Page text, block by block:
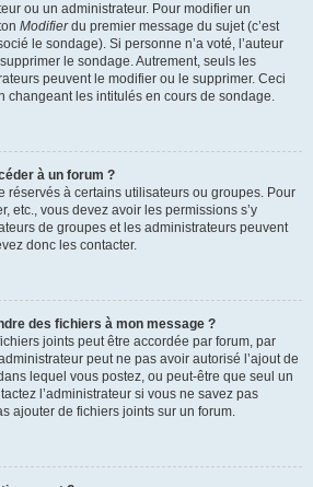
ou un administrateur. Pour modifier un
Modifierdu premier message du sujet (c’est
le sondage). Si personne n’a voté, l’auteur
le sondage. Autrement, seuls les
peuvent le modifier ou le supprimer. Ceci
changeant les intitulés en cours de sondage.
à un forum ?
réservés à certains utilisateurs ou groupes. Pour
etc., vous devez avoir les permissions s’y
de groupes et les administrateurs peuvent
donc les contacter.
des fichiers à mon message ?
joints peut être accordée par forum, par
peut ne pas avoir autorisé l’ajout de
lequel vous postez, ou peut-être que seul un
l’administrateur si vous ne savez pas
ajouter de fichiers joints sur un forum.